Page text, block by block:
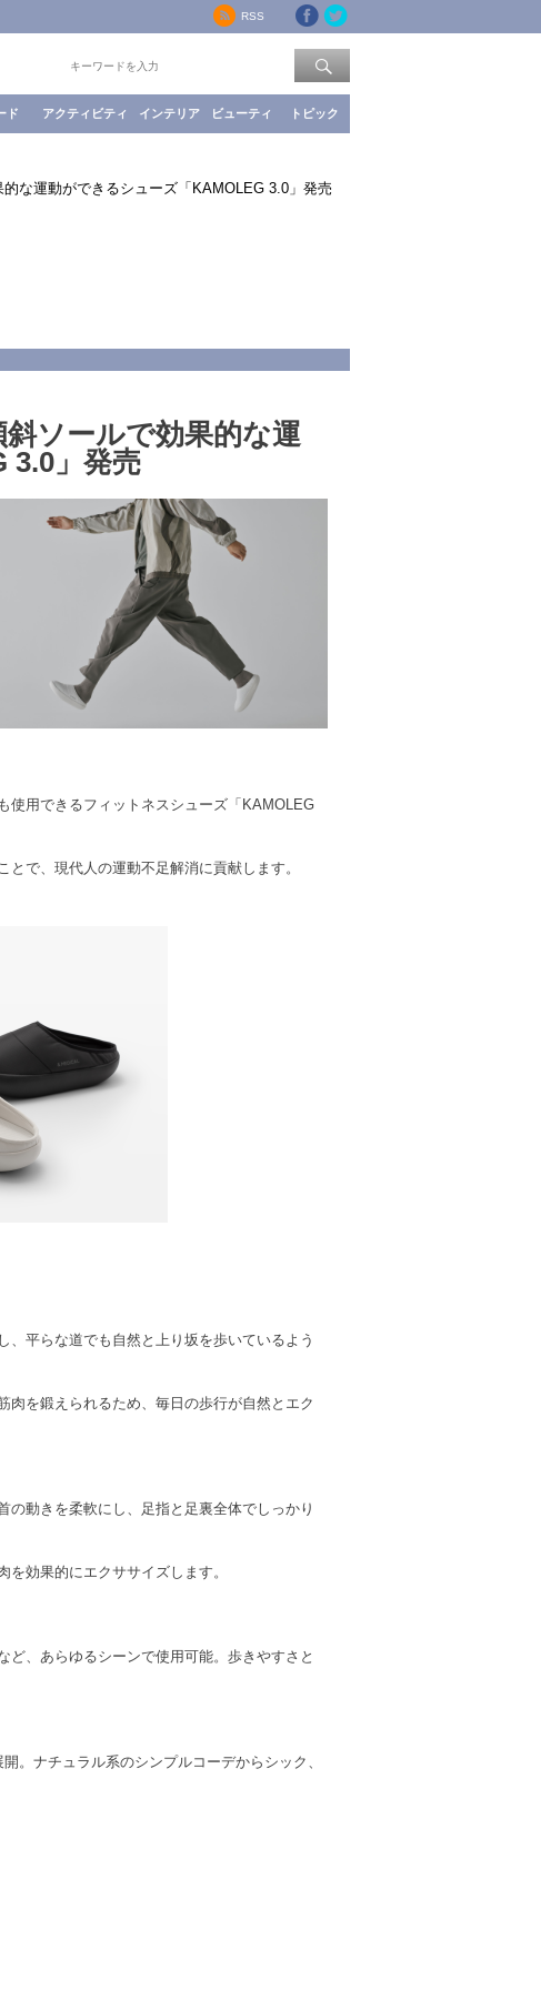
RSS
ド アクティビティ インテリア ビューティ トピック
な運動ができるシューズ「KAMOLEG 3.0」発売
ソールで効果的な運
3.0」発売
使用できるフィットネスシューズ「KAMOLEG
で、現代人の運動不足解消に貢献します。
、平らな道でも自然と上り坂を歩いているよう
肉を鍛えられるため、毎日の歩行が自然とエク
動きを柔軟にし、足指と足裏全体でしっかり
効果的にエクササイズします。
、あらゆるシーンで使用可能。歩きやすさと
。ナチュラル系のシンプルコーデからシック、